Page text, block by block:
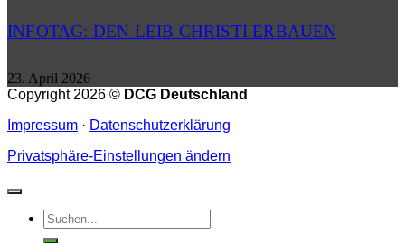
INFOTAG: DEN LEIB CHRISTI ERBAUEN
23. April 2026
Copyright 2026 © DCG Deutschland
Impressum · Datenschutzerklärung
Privatsphäre-Einstellungen ändern